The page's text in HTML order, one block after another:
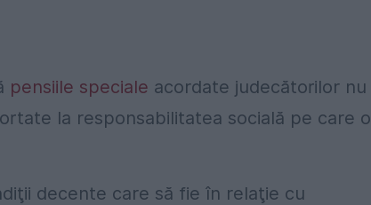
pensiile speciale acordate judecătorilor nu
la responsabilitatea socială pe care o
decente care să fie în relaţie cu